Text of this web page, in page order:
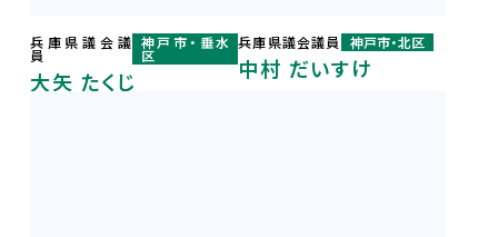
兵庫県議会議
員
神戸市・垂水
区
大矢 たくじ
兵庫県議会議員 神戸市・北区
中村 だいすけ